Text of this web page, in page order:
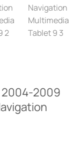
2004-2009